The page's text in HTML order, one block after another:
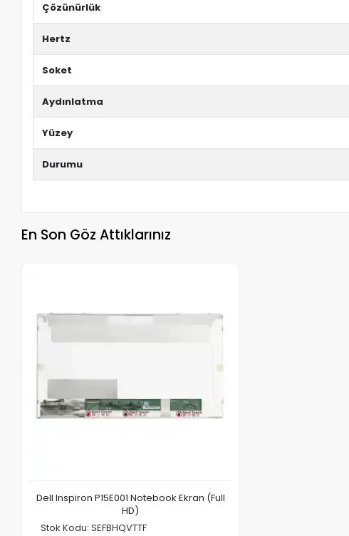
Çözünürlük
Hertz
Soket
Aydınlatma
Yüzey
Durumu
En Son Göz Attıklarınız
Dell Inspiron P15E001 Notebook Ekran (Full
HD)
Stok Kodu: SEFBHQVTTF